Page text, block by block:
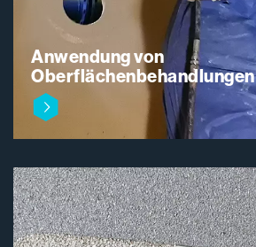
Anwendung von
Oberflächenbehandlungen